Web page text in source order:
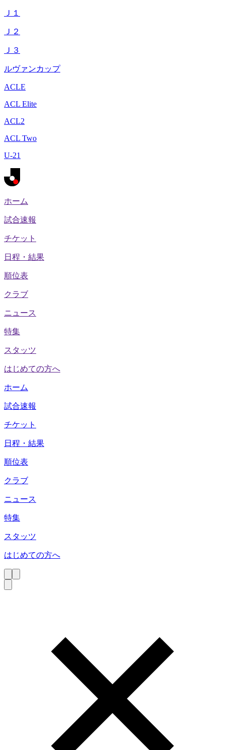
Ｊ１
Ｊ２
Ｊ３
ルヴァンカップ
ACLE
ACL Elite
ACL2
ACL Two
U-21
ホーム
試合速報
チケット
日程・結果
順位表
クラブ
ニュース
特集
スタッツ
はじめての方へ
ホーム
試合速報
チケット
日程・結果
順位表
クラブ
ニュース
特集
スタッツ
はじめての方へ